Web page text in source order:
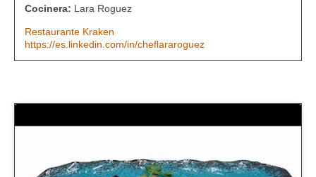
Cocinera: Lara Roguez
Restaurante Kraken
https://es.linkedin.com/in/cheflararoguez